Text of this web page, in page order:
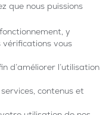
que nous puissions
y
vous
d’améliorer l’utilisation
contenus et